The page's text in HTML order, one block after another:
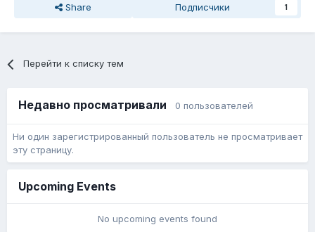
Share Подписчики 1
Перейти к списку тем
Недавно просматривали 0 пользователей
Ни один зарегистрированный пользователь не просматривает
эту страницу.
Upcoming Events
No upcoming events found